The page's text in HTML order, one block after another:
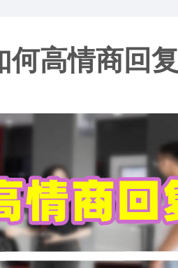
何高情商回复